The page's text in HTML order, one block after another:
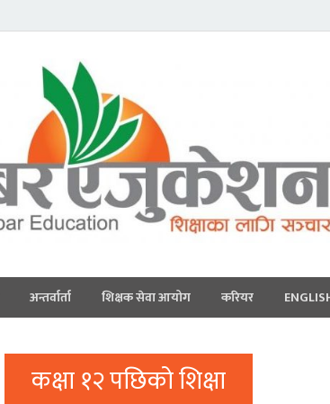
अन्तर्वार्ता शिक्षक सेवा आयोग करियर
कक्षा १२ पछिको शिक्षा